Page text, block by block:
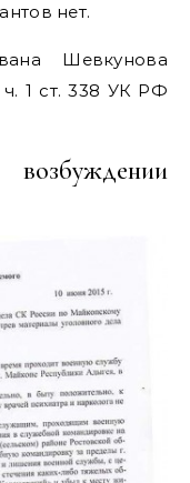
нет.
Шевкунова
1 ст. 338 УК РФ